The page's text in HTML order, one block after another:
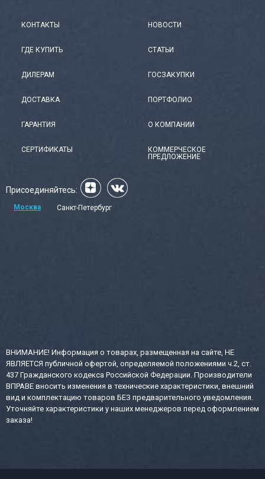
КОНТАКТЫ
ГДЕ КУПИТЬ
ДИЛЕРАМ
ДОСТАВКА
ГАРАНТИЯ
СЕРТИФИКАТЫ
НОВОСТИ
СТАТЬИ
ГОСЗАКУПКИ
ПОРТФОЛИО
О КОМПАНИИ
КОММЕРЧЕСКОЕ
ПРЕДЛОЖЕНИЕ
Присоединяйтесь:
Москва Санкт-Петербург
ВНИМАНИЕ! Информация о товарах, размещенная на сайте, НЕ
ЯВЛЯЕТСЯ публичной офертой, определяемой положениями ч.2, ст.
437 Гражданского кодекса Российской Федерации. Производители
ВПРАВЕ вносить изменения в технические характеристики, внешний
вид и комплектацию товаров БЕЗ предварительного уведомления.
Уточняйте характеристики у наших менеджеров перед оформлением
заказа!